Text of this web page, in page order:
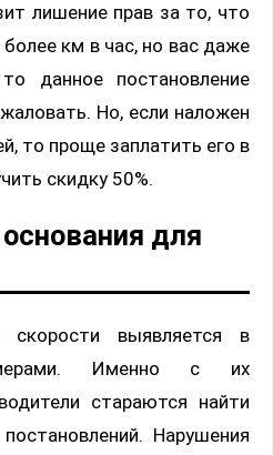
лишение прав за то, что
км в час, но вас даже
данное постановление
Но, если наложен
то проще заплатить его в
скидку 50%.
для
скорости выявляется в
Именно с их
стараются найти
Нарушения